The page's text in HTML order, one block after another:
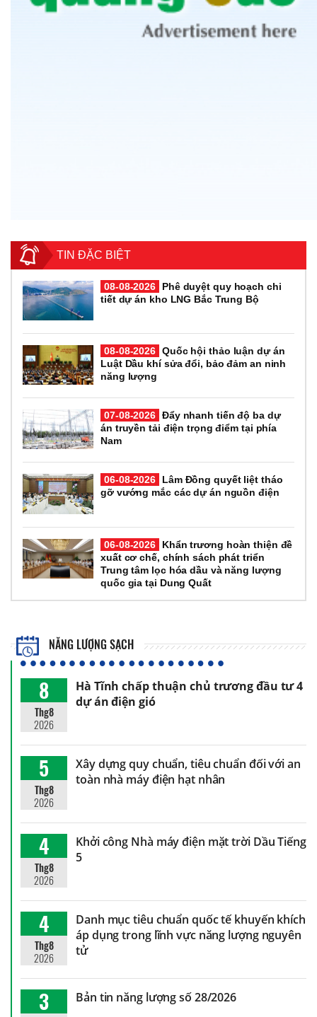
TIN ĐẶC BIỆT
08-08-2026
Phê duyệt quy hoạch chi
tiết dự án kho LNG Bắc Trung Bộ
08-08-2026 Quốc hội thảo luận dự án
Luật Dầu khí sửa đổi, bảo đảm an ninh
năng lượng
07-08-2026 Đẩy nhanh tiến độ ba dự
án truyền tải điện trọng điểm tại phía
Nam
06-08-2026
Lâm Đồng quyết liệt tháo
gỡ vướng mắc các dự án nguồn điện
06-08-2026
Khẩn trương hoàn thiện đề
xuất cơ chế, chính sách phát triển
Trung tâm lọc hóa dầu và năng lượng
quốc gia tại Dung Quất
NĂNG LƯỢNG SẠCH
8
Thg8
2026
Hà Tĩnh chấp thuận chủ trương đầu tư 4
dự án điện gió
5
Thg8
2026
Xây dựng quy chuẩn, tiêu chuẩn đối với an
toàn nhà máy điện hạt nhân
4
Thg8
2026
Khởi công Nhà máy điện mặt trời Dầu Tiếng
5
4
Thg8
2026
Danh mục tiêu chuẩn quốc tế khuyến khích
áp dụng trong lĩnh vực năng lượng nguyên
tử
3 Bản tin năng lượng số 28/2026